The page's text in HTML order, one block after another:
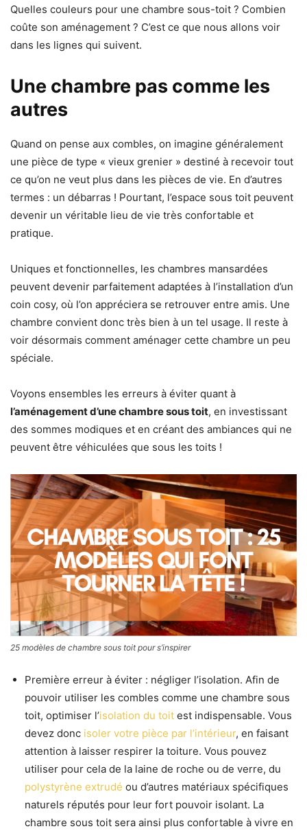
Quelles couleurs pour une chambre sous-toit ? Combien
coûte son aménagement ? C’est ce que nous allons voir
dans les lignes qui suivent.
Une chambre pas comme les
autres
Quand on pense aux combles, on imagine généralement
une pièce de type « vieux grenier » destiné à recevoir tout
ce qu’on ne veut plus dans les pièces de vie. En d’autres
termes : un débarras ! Pourtant, l’espace sous toit peuvent
devenir un véritable lieu de vie très confortable et
pratique.
Uniques et fonctionnelles, les chambres mansardées
peuvent devenir parfaitement adaptées à l’installation d’un
coin cosy, où l’on appréciera se retrouver entre amis. Une
chambre convient donc très bien à un tel usage. Il reste à
voir désormais comment aménager cette chambre un peu
spéciale.
Voyons ensembles les erreurs à éviter quant à
l’aménagement d’une chambre sous toit, en investissant
des sommes modiques et en créant des ambiances qui ne
peuvent être véhiculées que sous les toits !
25 modèles de chambre sous toit pour s’inspirer
Première erreur à éviter : négliger l’isolation. Afin de
pouvoir utiliser les combles comme une chambre sous
toit, optimiser l’isolation du toit est indispensable. Vous
devez donc isoler votre pièce par l’intérieur, en faisant
attention à laisser respirer la toiture. Vous pouvez
utiliser pour cela de la laine de roche ou de verre, du
polystyrène extrudé ou d’autres matériaux spécifiques
naturels réputés pour leur fort pouvoir isolant. La
chambre sous toit sera ainsi plus confortable à vivre en